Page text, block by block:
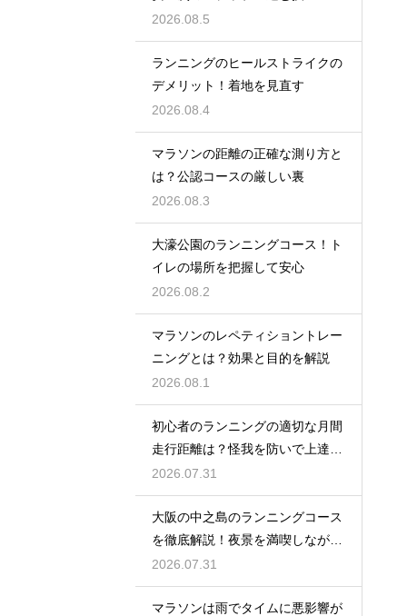
2026.08.5
ランニングのヒールストライクの
デメリット！着地を見直す
2026.08.4
マラソンの距離の正確な測り方と
は？公認コースの厳しい裏
2026.08.3
大濠公園のランニングコース！ト
イレの場所を把握して安心
2026.08.2
マラソンのレペティショントレー
ニングとは？効果と目的を解説
2026.08.1
初心者のランニングの適切な月間
走行距離は？怪我を防いで上達す
るコツ
2026.07.31
大阪の中之島のランニングコース
を徹底解説！夜景を満喫しながら
走る
2026.07.31
マラソンは雨でタイムに悪影響が